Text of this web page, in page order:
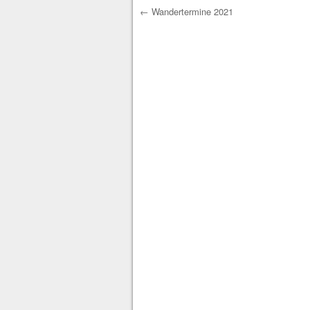
← Wandertermine 2021